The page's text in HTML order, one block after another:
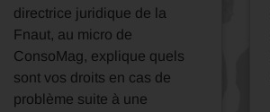
directrice juridique de la
Fnaut, au micro de
ConsoMag, explique quels
sont vos droits en cas de
problème suite à une